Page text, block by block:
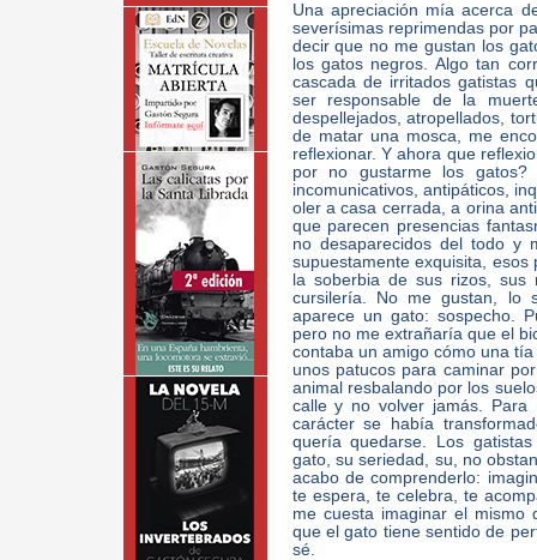
Una apreciación mía acerca
severísimas reprimendas por
decir que no me gustan los
los gatos negros. Algo tan
cascada de irritados gatistas
ser responsable de la
despellejados, atropellados,
de matar una mosca, me
reflexionar. Y ahora que
por no gustarme los gatos?
incomunicativos, antipáticos,
oler a casa cerrada, a orina
que parecen presencias
no desaparecidos del todo y
supuestamente exquisita,
la soberbia de sus rizos, sus
cursilería. No me gustan, lo
aparece un gato: sospecho.
pero no me extrañaría que el
contaba un amigo cómo una
unos patucos para caminar
animal resbalando por los
calle y no volver jamás. Para
carácter se había
quería quedarse. Los
gato, su seriedad, su, no
acabo de comprenderlo:
te espera, te celebra, te
me cuesta imaginar el
que el gato tiene sentido de
sé.